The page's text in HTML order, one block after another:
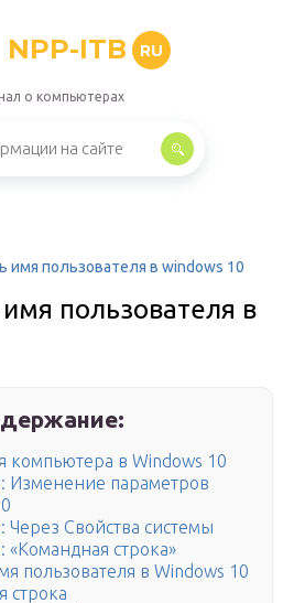
NPP-ITB RU
о компьютерах
имя пользователя в windows 10
пользователя в
компьютера в Windows 10
Изменение параметров
Через Свойства системы
«Командная строка»
пользователя в Windows 10
строка